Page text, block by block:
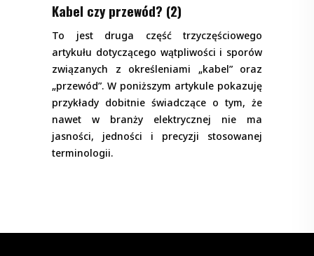
Kabel czy przewód? (2)
To jest druga część trzyczęściowego
artykułu dotyczącego wątpliwości i sporów
związanych z określeniami „kabel” oraz
„przewód”. W poniższym artykule pokazuję
przykłady dobitnie świadczące o tym, że
nawet w branży elektrycznej nie ma
jasności, jedności i precyzji stosowanej
terminologii.